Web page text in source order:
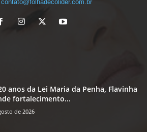
contato@folhadecolider.com.br
anos da Lei Maria da Penha, Flavinha
fortalecimento...
de 2026